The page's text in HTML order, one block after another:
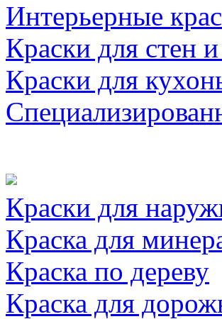
Интерьерные
Краски для стен
Краски для
Краски для
Краска для
Краска по дереву
Краска для